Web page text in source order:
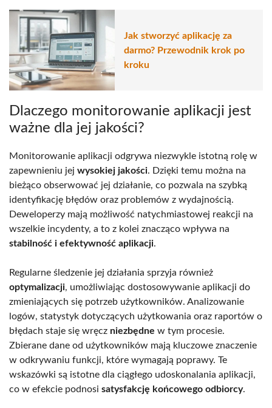
Jak stworzyć aplikację za
darmo? Przewodnik krok po
kroku
Dlaczego monitorowanie aplikacji jest
ważne dla jej jakości?
Monitorowanie aplikacji odgrywa niezwykle istotną rolę w
zapewnieniu jej wysokiej jakości. Dzięki temu można na
bieżąco obserwować jej działanie, co pozwala na szybką
identyfikację błędów oraz problemów z wydajnością.
Deweloperzy mają możliwość natychmiastowej reakcji na
wszelkie incydenty, a to z kolei znacząco wpływa na
stabilność i efektywność aplikacji.
Regularne śledzenie jej działania sprzyja również
optymalizacji, umożliwiając dostosowywanie aplikacji do
zmieniających się potrzeb użytkowników. Analizowanie
logów, statystyk dotyczących użytkowania oraz raportów o
błędach staje się wręcz niezbędne w tym procesie.
Zbierane dane od użytkowników mają kluczowe znaczenie
w odkrywaniu funkcji, które wymagają poprawy. Te
wskazówki są istotne dla ciągłego udoskonalania aplikacji,
co w efekcie podnosi satysfakcję końcowego odbiorcy.